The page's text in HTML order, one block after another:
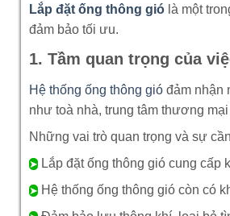
Lắp đặt ống thông gió là một
đảm bảo tối ưu.
1. Tầm quan trọng của
Hệ thống ống thông gió đảm nhận
như toà nhà, trung tâm thương
Những vai trò quan trọng và sự
➤ Lắp đặt ống thông gió cung
➤ Hệ thống ống thông gió còn có